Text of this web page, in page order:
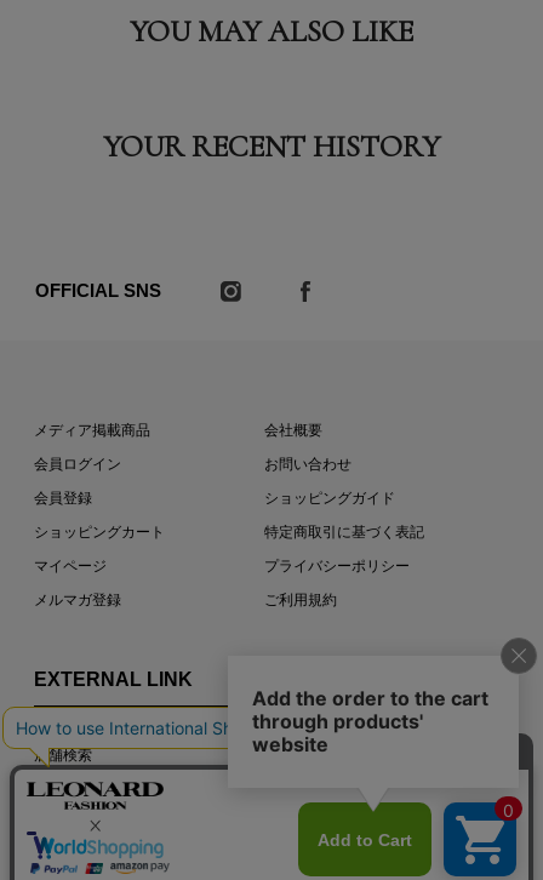
YOU MAY ALSO LIKE
YOUR RECENT HISTORY
OFFICIAL SNS
メディア掲載商品
会員ログイン
会員登録
ショッピングカート
マイページ
メルマガ登録
会社概要
お問い合わせ
ショッピングガイド
特定商取引に基づく表記
プライバシーポリシー
ご利用規約
EXTERNAL LINK
店舗検索
LEONARD PARIS OFFICIAL SITE